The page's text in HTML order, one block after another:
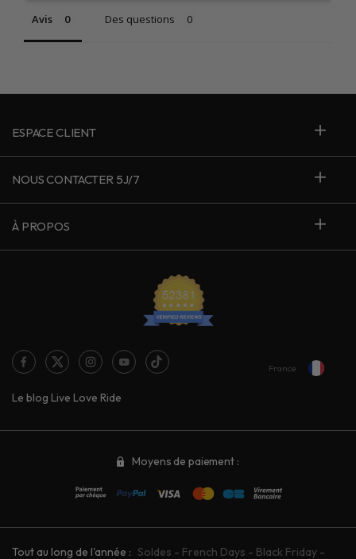
Avis Des questions
ESPACE CLIENT
NOUS CONTACTER 5J/7
À PROPOS
Le blog Live Love Ride
France
Moyens de paiement :
Tout au long de l'année : Soldes - French Days - Black Friday -